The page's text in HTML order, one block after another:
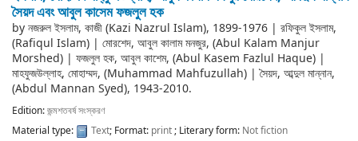
সৈয়দ এবং আবুল কাসেম ফজলুল হক
byনজরুল ইসলাম, কাজী (Kazi Nazrul Islam), 1899-1976| রফিকুল ইসলাম,
(Rafiqul Islam)| মোরশেদ, আবুল কালাম মনজুর, (Abul Kalam Manjur
Morshed)| ফজলুল হক, আবুল কাশেম, (Abul Kasem Fazlul Haque)|
মাহফুজউল্লাহ, মোহাম্মদ, (Muhammad Mahfuzullah)|সৈয়দ, আব্দুল মান্নান,
(Abdul Mannan Syed), 1943-2010.
Edition:জন্মশতবর্ষ সংস্করণ
Material type:
Text; Format: print; Literary form: Not fiction